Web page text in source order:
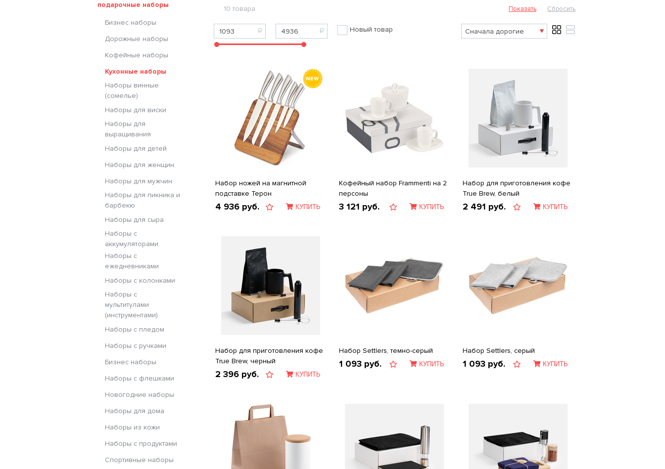
подарочные наборы
Бизнес наборы
Дорожные наборы
Кофейные наборы
Кухонные наборы
Наборы винные
(сомелье)
Наборы для виски
Наборы для
выращивания
Наборы для детей
Наборы для женщин
Наборы для мужчин
Наборы для пикника и
барбекю
Наборы для сыра
Наборы с
аккумуляторами
Наборы с
ежедневниками
Наборы с колонками
Наборы с
мультитулами
(инструментами)
Наборы с пледом
Наборы с ручками
Бизнес наборы
Наборы с флешками
Новогодние наборы
Наборы для дома
Наборы из кожи
Наборы с продуктами
Спортивные наборы
10 товара
Новый товар
Набор ножей на магнитной
подставке Терон
4 936 руб. КУПИТЬ
Кофейный набор Frammenti на 2
персоны
3 121 руб. КУПИТЬ
Набор для приготовления кофе
True Brew, белый
2 491 руб. КУПИТЬ
Набор для приготовления кофе
True Brew, черный
2 396 руб. КУПИТЬ
Набор Settlers, темно-серый
1 093 руб. КУПИТЬ
Набор Settlers, серый
1 093 руб. КУПИТЬ